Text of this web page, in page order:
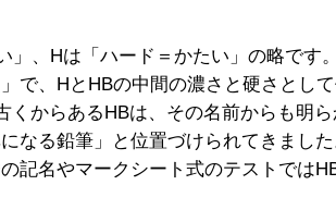
、Hは「ハード＝かたい」の略です
で、HとHBの中間の濃さと硬さとし
くからあるHBは、その名前からも明
なる鉛筆」と位置づけられてきました
記名やマークシート式のテストでは